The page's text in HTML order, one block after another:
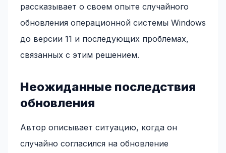
рассказывает о своем опыте случайного
обновления операционной системы Windows
до версии 11 и последующих проблемах,
связанных с этим решением.
Неожиданные последствия
обновления
Автор описывает ситуацию, когда он
случайно согласился на обновление